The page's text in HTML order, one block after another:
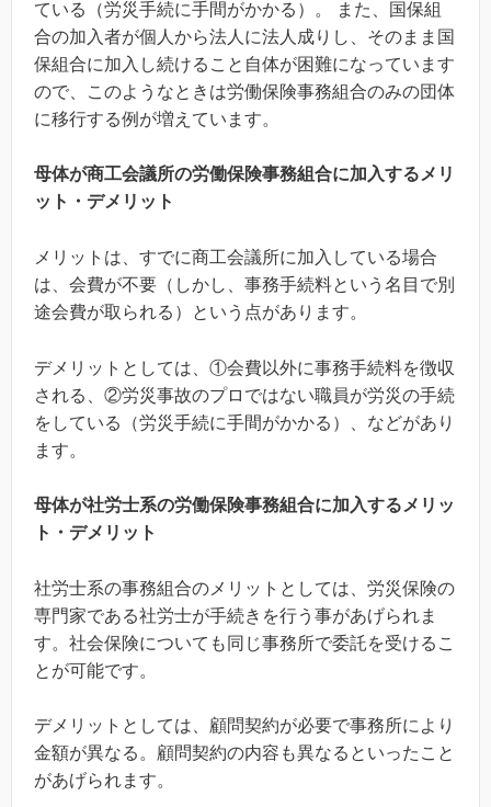
ている（労災手続に手間がかかる）。 また、国保組
合の加入者が個人から法人に法人成りし、そのまま国
保組合に加入し続けること自体が困難になっています
ので、このようなときは労働保険事務組合のみの団体
に移行する例が増えています。
母体が商工会議所の労働保険事務組合に加入するメリ
ット・デメリット
メリットは、すでに商工会議所に加入している場合
は、会費が不要（しかし、事務手続料という名目で別
途会費が取られる）という点があります。
デメリットとしては、①会費以外に事務手続料を徴収
される、②労災事故のプロではない職員が労災の手続
をしている（労災手続に手間がかかる）、などがあり
ます。
母体が社労士系の労働保険事務組合に加入するメリッ
ト・デメリット
社労士系の事務組合のメリットとしては、労災保険の
専門家である社労士が手続きを行う事があげられま
す。社会保険についても同じ事務所で委託を受けるこ
とが可能です。
デメリットとしては、顧問契約が必要で事務所により
金額が異なる。顧問契約の内容も異なるといったこと
があげられます。